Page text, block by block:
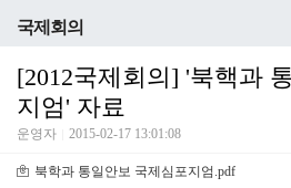
국제회의
[2012국제회의] '북핵과
지엄' 자료
운영자 2015-02-17 13:01:08
북학과 통일안보 국제심포지엄.pdf